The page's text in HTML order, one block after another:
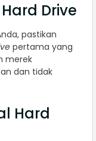
Drive
pastikan
pertama yang
merek
dan tidak
Hard